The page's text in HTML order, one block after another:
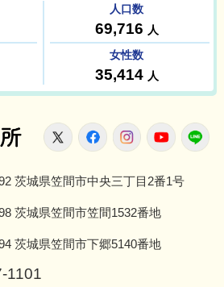
笠間市役所
X FacebookInstagram
茨城県笠間市中央三丁目2番1号
茨城県笠間市笠間1532番地
茨城県笠間市下郷5140番地
1101